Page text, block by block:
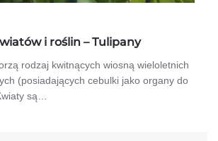
i roślin – Tulipany
rodzaj kwitnących wiosną wieloletnich
(posiadających cebulki jako organy do
są…